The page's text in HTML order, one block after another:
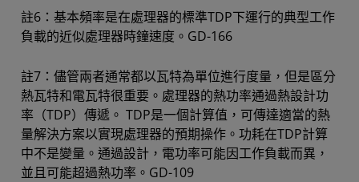
註6：基本頻率是在處理器的標準TDP下運行的典型工作
負載的近似處理器時鐘速度。GD-166
註7：儘管兩者通常都以瓦特為單位進行度量，但是區分
熱瓦特和電瓦特很重要。處理器的熱功率通過熱設計功
率（TDP）傳遞。 TDP是一個計算值，可傳達適當的熱
量解決方案以實現處理器的預期操作。功耗在TDP計算
中不是變量。通過設計，電功率可能因工作負載而異，
並且可能超過熱功率。GD-109